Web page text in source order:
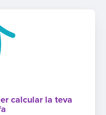
calcular la teva